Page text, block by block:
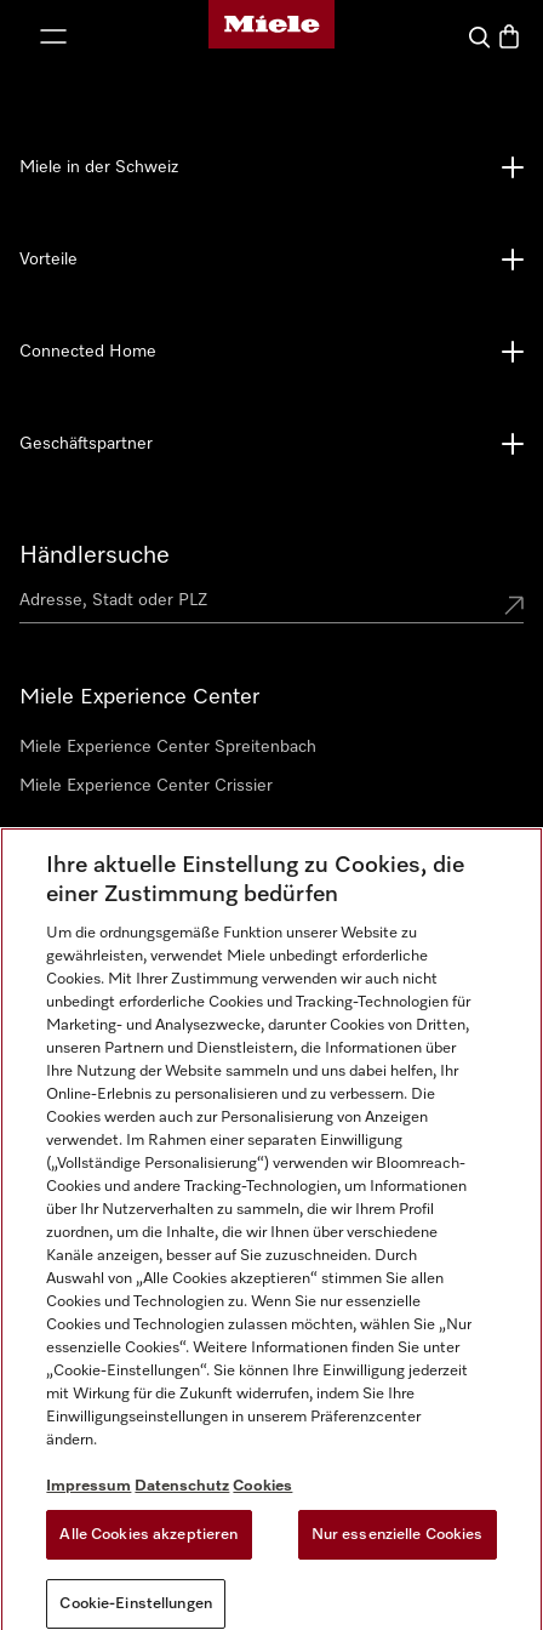
Miele-Homepage
Suche
Händlersuche
Miele Experience Center
Miele Experience Center Spreitenbach
Miele Experience Center Crissier
Newsletter
Sprache
DEUTSCH
Miele in der Schweiz
Vorteile
Connected Home
Geschäftspartner
Impressum
Datenschutz
Cookie-Einstellungen
Miele auf YoutubeMiele auf Instagram
Miele auf Facebook
Miele auf LinkedInMiele auf LinkedIn
Ihre aktuelle Einstellung zu Cookies, die
einer Zustimmung bedürfen
Um die ordnungsgemäße Funktion unserer Website zu
gewährleisten, verwendet Miele unbedingt erforderliche
Cookies. Mit Ihrer Zustimmung verwenden wir auch nicht
unbedingt erforderliche Cookies und Tracking-Technologien für
Marketing- und Analysezwecke, darunter Cookies von Dritten,
unseren Partnern und Dienstleistern, die Informationen über
Ihre Nutzung der Website sammeln und uns dabei helfen, Ihr
Online-Erlebnis zu personalisieren und zu verbessern. Die
Cookies werden auch zur Personalisierung von Anzeigen
verwendet. Im Rahmen einer separaten Einwilligung
(„Vollständige Personalisierung“) verwenden wir Bloomreach-
Cookies und andere Tracking-Technologien, um Informationen
über Ihr Nutzerverhalten zu sammeln, die wir Ihrem Profil
zuordnen, um die Inhalte, die wir Ihnen über verschiedene
Kanäle anzeigen, besser auf Sie zuzuschneiden. Durch
Auswahl von „Alle Cookies akzeptieren“ stimmen Sie allen
Cookies und Technologien zu. Wenn Sie nur essenzielle
Cookies und Technologien zulassen möchten, wählen Sie „Nur
essenzielle Cookies“. Weitere Informationen finden Sie unter
„Cookie-Einstellungen“. Sie können Ihre Einwilligung jederzeit
mit Wirkung für die Zukunft widerrufen, indem Sie Ihre
Einwilligungseinstellungen in unserem Präferenzcenter
ändern.
Impressum Datenschutz Cookies
Alle Cookies akzeptieren Nur essenzielle Cookies
Cookie-Einstellungen